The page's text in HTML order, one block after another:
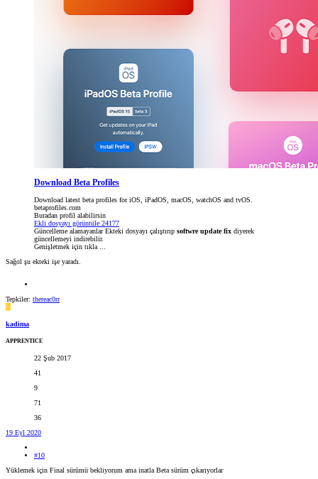
Download Beta Profiles
Download latest beta profiles for iOS, iPadOS, macOS, watchOS and tvOS.
betaprofiles.com
Buradan profil alabilirsin
Ekli dosyayı görüntüle 24177
Güncelleme alamayanlar Ekteki dosyayı çalıştırıp softwre update fix diyerek
güncellemeyi indirebilir.
Genişletmek için tıkla ...
Sağol şu ekteki işe yaradı.
Tepkiler: thereac0rr
K
kadima
APPRENTICE
22 Şub 2017
41
9
71
36
19 Eyl 2020
#10
Yüklemek için Final sürümü bekliyorum ama inatla Beta sürüm çıkarıyorlar